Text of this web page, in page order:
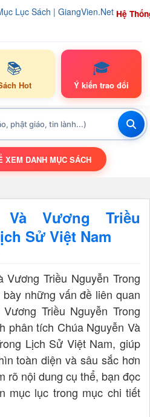
Hệ
📚
Hot
🎓
Ý kiến trao đổi
TOGGLE NAVIGATION
XEM DANH MỤC SÁCH
Và Vương Triều
Sử Việt Nam
Vương Triều Nguyễn Trong
những vấn đề liên quan
Triều Nguyễn Trong
phân tích Chúa Nguyễn Và
Lịch Sử Việt Nam, giúp
toàn diện và sâu sắc hơn
rõ nội dung cụ thể, bạn đọc
mục lục trong mục chi tiết